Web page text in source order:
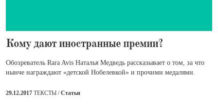
​Кому дают иностранные премии?
Обозреватель Rara Avis Наталья Медведь рассказывает о том, за что
нынче награждают «детской Нобелевкой» и прочими медалями.
29.12.2017 ТЕКСТЫ /Статьи